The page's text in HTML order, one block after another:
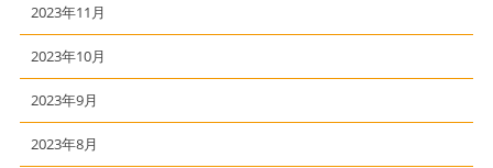
2023年11月
2023年10月
2023年9月
2023年8月